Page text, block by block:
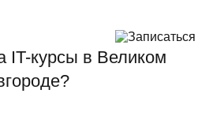
IT-курсы в Великом